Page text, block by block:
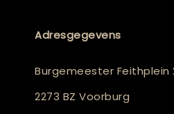
Adresgegevens
Burgemeester Feithplein
2273 BZ Voorburg